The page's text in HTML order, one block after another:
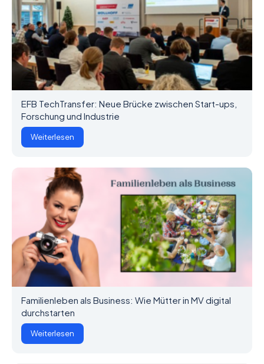
EFB TechTransfer: Neue Brücke zwischen Start-ups,
Forschung und Industrie
Weiterlesen
Familienleben als Business: Wie Mütter in MV digital
durchstarten
Weiterlesen